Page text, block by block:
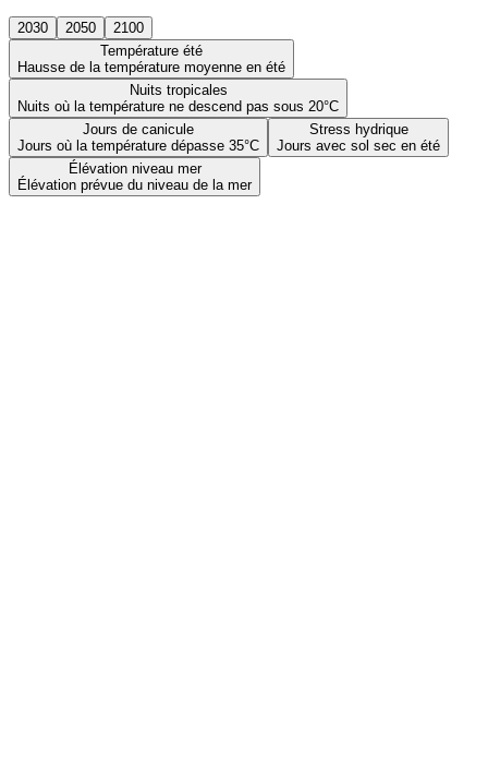
2030 2050
2100
Température été
Hausse de la température moyenne en été
Nuits tropicales
Nuits où la température ne descend pas sous 20°C
Jours de canicule
Jours où la température dépasse 35°C
Stress hydrique
Jours avec sol sec en été
Élévation niveau mer
Élévation prévue du niveau de la mer